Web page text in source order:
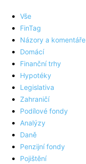
Vše
FinTag
Názory a komentáře
Domácí
Finanční trhy
Hypotéky
Legislativa
Zahraničí
Podílové fondy
Analýzy
Daně
Penzijní fondy
Pojištění